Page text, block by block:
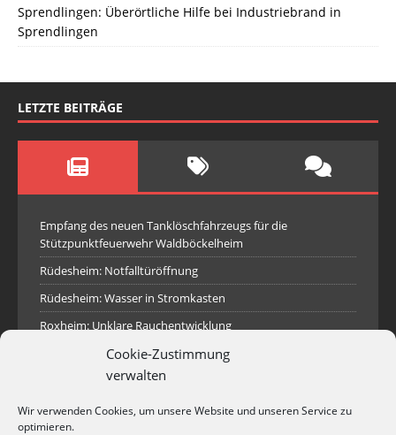
Cookie-Zustimmung
verwalten
Wir verwenden Cookies, um unsere Website und unseren Service zu
optimieren.
Sprendlingen: Überörtliche Hilfe bei Industriebrand in
Sprendlingen
LETZTE BEITRÄGE
Empfang des neuen Tanklöschfahrzeugs für die
Stützpunktfeuerwehr Waldböckelheim
Rüdesheim: Notfalltüröffnung
Rüdesheim: Wasser in Stromkasten
Roxheim: Unklare Rauchentwicklung
Sprendlingen: Überörtliche Hilfe bei Industriebrand in
Sprendlingen
Rüdesheim: Aufgerissener Dieseltank